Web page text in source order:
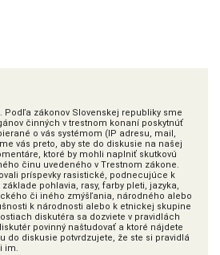
Podľa zákonov Slovenskej republiky sme
činných v trestnom konaní poskytnúť
o vás systémom (IP adresu, mail,
vás preto, aby ste do diskusie na našej
ktoré by mohli naplniť skutkovú
činu uvedeného v Trestnom zákone.
príspevky rasistické, podnecujúce k
pohlavia, rasy, farby pleti, jazyka,
či iného zmýšľania, národného alebo
k národnosti alebo k etnickej skupine
diskutéra sa dozviete v pravidlách
povinný naštudovať a ktoré nájdete
do diskusie potvrdzujete, že ste si pravidlá
im.